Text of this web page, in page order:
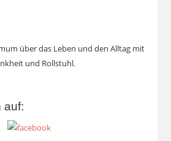
über das Leben und den Alltag mit
und Rollstuhl.
auf: